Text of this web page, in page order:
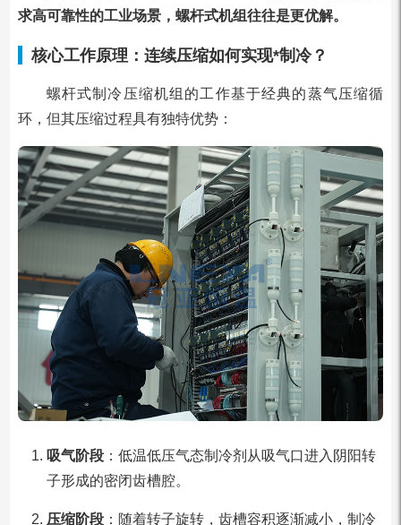
求高可靠性的工业场景，螺杆式机组往往是更优解。
核心工作原理：连续压缩如何实现*制冷？
螺杆式制冷压缩机组的工作基于经典的蒸气压缩循
环，但其压缩过程具有独特优势：
吸气阶段：低温低压气态制冷剂从吸气口进入阴阳转
子形成的密闭齿槽腔。
压缩阶段：随着转子旋转，齿槽容积逐渐减小，制冷